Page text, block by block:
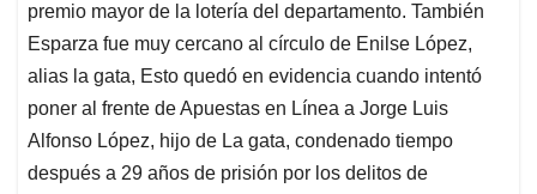
premio mayor de la lotería del departamento. También
Esparza fue muy cercano al círculo de Enilse López,
alias la gata, Esto quedó en evidencia cuando intentó
poner al frente de Apuestas en Línea a Jorge Luis
Alfonso López, hijo de La gata, condenado tiempo
después a 29 años de prisión por los delitos de